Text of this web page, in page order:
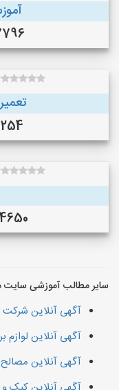
سایر مطالب آموزشی سایت
آگهی آنلاین شرکت
آگهی آنلاین لوازم
آگهی آنلاین